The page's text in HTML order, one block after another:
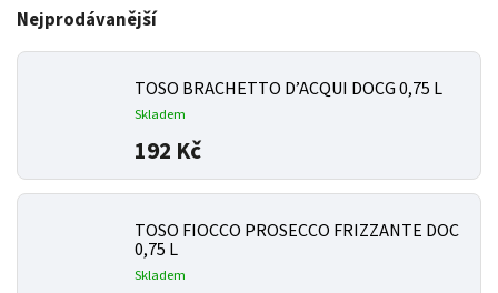
Nejprodávanější
TOSO BRACHETTO D’ACQUI DOCG 0,75 L
Skladem
192 Kč
TOSO FIOCCO PROSECCO FRIZZANTE DOC
0,75 L
Skladem